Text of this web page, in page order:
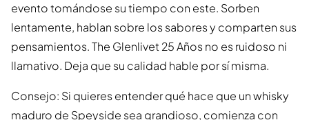
evento tomándose su tiempo con este. Sorben
lentamente, hablan sobre los sabores y comparten sus
pensamientos. The Glenlivet 25 Años no es ruidoso ni
llamativo. Deja que su calidad hable por sí misma.
Consejo: Si quieres entender qué hace que un whisky
maduro de Speyside sea grandioso, comienza con